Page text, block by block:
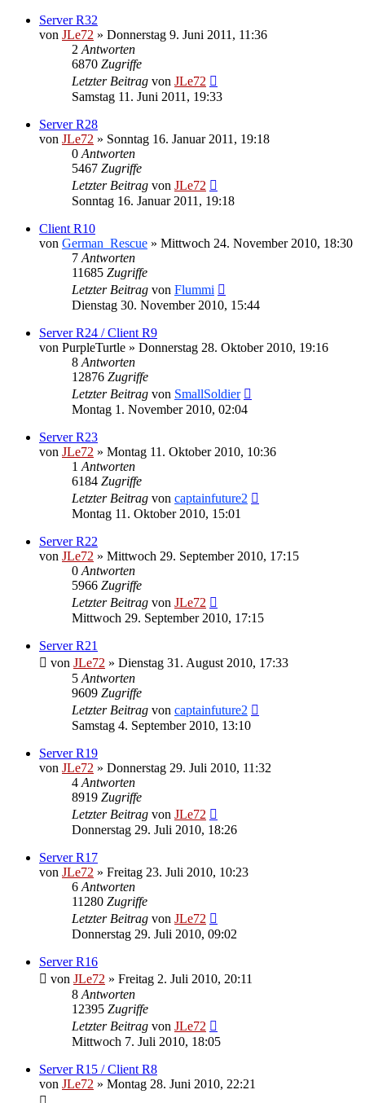
Server R32
von JLe72 » Donnerstag 9. Juni 2011, 11:36
2 Antworten
6870 Zugriffe
Letzter Beitrag von JLe72
Samstag 11. Juni 2011, 19:33
Server R28
von JLe72 » Sonntag 16. Januar 2011, 19:18
0 Antworten
5467 Zugriffe
Letzter Beitrag von JLe72
Sonntag 16. Januar 2011, 19:18
Client R10
von German_Rescue » Mittwoch 24. November 2010, 18:30
7 Antworten
11685 Zugriffe
Letzter Beitrag von Flummi
Dienstag 30. November 2010, 15:44
Server R24 / Client R9
von PurpleTurtle » Donnerstag 28. Oktober 2010, 19:16
8 Antworten
12876 Zugriffe
Letzter Beitrag von SmallSoldier
Montag 1. November 2010, 02:04
Server R23
von JLe72 » Montag 11. Oktober 2010, 10:36
1 Antworten
6184 Zugriffe
Letzter Beitrag von captainfuture2
Montag 11. Oktober 2010, 15:01
Server R22
von JLe72 » Mittwoch 29. September 2010, 17:15
0 Antworten
5966 Zugriffe
Letzter Beitrag von JLe72
Mittwoch 29. September 2010, 17:15
Server R21
von JLe72 » Dienstag 31. August 2010, 17:33
5 Antworten
9609 Zugriffe
Letzter Beitrag von captainfuture2
Samstag 4. September 2010, 13:10
Server R19
von JLe72 » Donnerstag 29. Juli 2010, 11:32
4 Antworten
8919 Zugriffe
Letzter Beitrag von JLe72
Donnerstag 29. Juli 2010, 18:26
Server R17
von JLe72 » Freitag 23. Juli 2010, 10:23
6 Antworten
11280 Zugriffe
Letzter Beitrag von JLe72
Donnerstag 29. Juli 2010, 09:02
Server R16
von JLe72 » Freitag 2. Juli 2010, 20:11
8 Antworten
12395 Zugriffe
Letzter Beitrag von JLe72
Mittwoch 7. Juli 2010, 18:05
Server R15 / Client R8
von JLe72 » Montag 28. Juni 2010, 22:21